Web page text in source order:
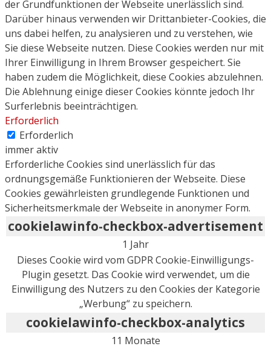
der Grundfunktionen der Webseite unerlässlich sind.
Darüber hinaus verwenden wir Drittanbieter-Cookies, die
uns dabei helfen, zu analysieren und zu verstehen, wie
Sie diese Webseite nutzen. Diese Cookies werden nur mit
Ihrer Einwilligung in Ihrem Browser gespeichert. Sie
haben zudem die Möglichkeit, diese Cookies abzulehnen.
Die Ablehnung einige dieser Cookies könnte jedoch Ihr
Surferlebnis beeinträchtigen.
Erforderlich
Erforderlich
immer aktiv
Erforderliche Cookies sind unerlässlich für das
ordnungsgemäße Funktionieren der Webseite. Diese
Cookies gewährleisten grundlegende Funktionen und
Sicherheitsmerkmale der Webseite in anonymer Form.
cookielawinfo-checkbox-advertisement
1 Jahr
Dieses Cookie wird vom GDPR Cookie-Einwilligungs-
Plugin gesetzt. Das Cookie wird verwendet, um die
Einwilligung des Nutzers zu den Cookies der Kategorie
„Werbung“ zu speichern.
cookielawinfo-checkbox-analytics
11 Monate